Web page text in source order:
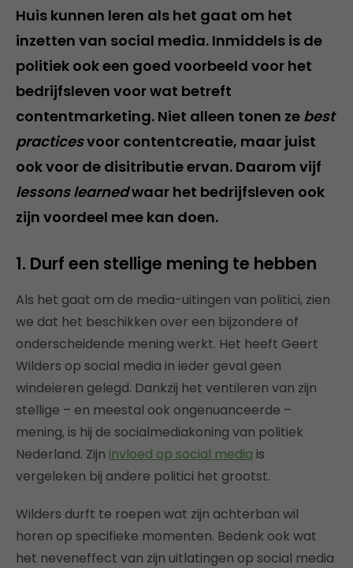
Huis kunnen leren als het gaat om het
inzetten van social media. Inmiddels is de
politiek ook een goed voorbeeld voor het
bedrijfsleven voor wat betreft
contentmarketing. Niet alleen tonen ze best
practicesvoor contentcreatie, maar juist
ook voor de disitributie ervan. Daarom vijf
lessons learnedwaar het bedrijfsleven ook
zijn voordeel mee kan doen.
1. Durf een stellige mening te hebben
Als het gaat om de media-uitingen van politici, zien
we dat het beschikken over een bijzondere of
onderscheidende mening werkt. Het heeft Geert
Wilders op social media in ieder geval geen
windeieren gelegd. Dankzij het ventileren van zijn
stellige – en meestal ook ongenuanceerde –
mening, is hij de socialmediakoning van politiek
Nederland. Zijn invloed op social media is
vergeleken bij andere politici het grootst.
Wilders durft te roepen wat zijn achterban wil
horen op specifieke momenten. Bedenk ook wat
het neveneffect van zijn uitlatingen op social media